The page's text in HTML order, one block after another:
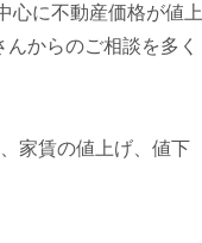
心に不動産価格が値上
からのご相談を多く
家賃の値上げ、値下